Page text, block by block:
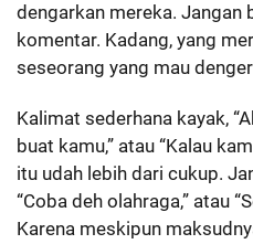
dengarkan mereka. Jangan
komentar. Kadang, yang
seseorang yang mau
Kalimat sederhana kayak,
buat kamu,” atau “Kalau
itu udah lebih dari cukup.
“Coba deh olahraga,” atau
Karena meskipun